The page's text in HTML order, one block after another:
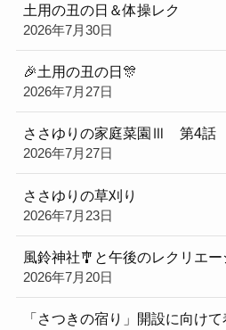
土用の丑の日＆体操レク
2026年7月30日
🎉土用の丑の日🎊
2026年7月27日
ささゆりの家庭菜園Ⅲ 第4話
2026年7月27日
ささゆりの草刈り
2026年7月23日
風鈴神社🎐と午後のレクリエ
2026年7月20日
「さつきの宿り」開設に向け